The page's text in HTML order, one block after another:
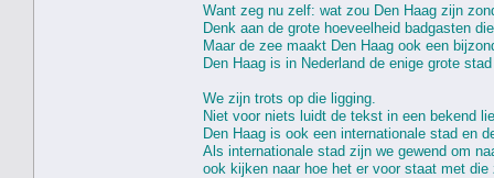
Want zeg nu zelf: wat zou Den Haag zijn
Denk aan de grote hoeveelheid badgasten
Maar de zee maakt Den Haag ook een
Den Haag is in Nederland de enige grote
We zijn trots op die ligging.
Niet voor niets luidt de tekst in een bekend
Den Haag is ook een internationale stad en
Als internationale stad zijn we gewend om
ook kijken naar hoe het er voor staat met die